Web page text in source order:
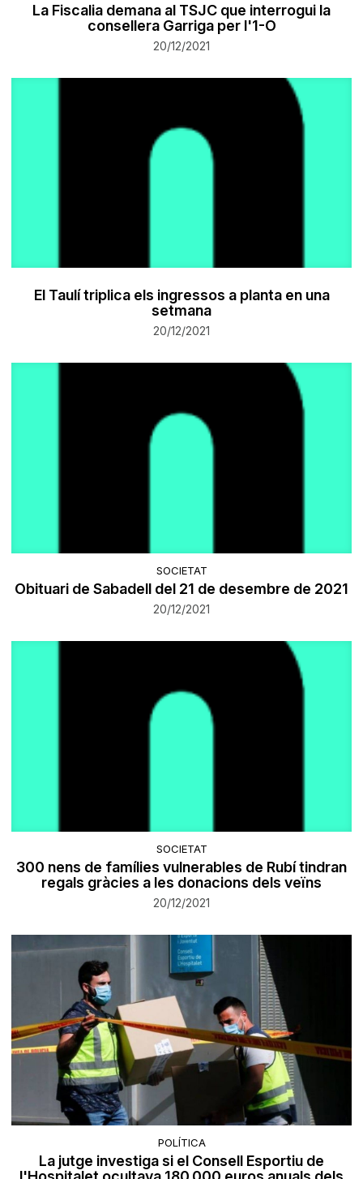
La Fiscalia demana al TSJC que interrogui la
consellera Garriga per l'1-O
20/12/2021
El Taulí triplica els ingressos a planta en una
setmana
20/12/2021
SOCIETAT
Obituari de Sabadell del 21 de desembre de 2021
20/12/2021
SOCIETAT
300 nens de famílies vulnerables de Rubí tindran
regals gràcies a les donacions dels veïns
20/12/2021
POLÍTICA
La jutge investiga si el Consell Esportiu de